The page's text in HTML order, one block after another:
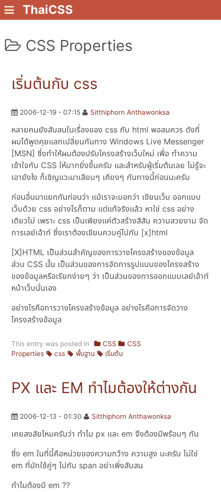
ThaiCSS
CSS Properties
เริ่มต้นกับ css
2006-12-19 - 07:15 Sitthiphorn Anthawonksa
หลายคนยังสับสนในเรื่องของ css กับ html พอสมควร ดังที่
ผมได้พูดคุยแลกเปลี่ยนกันทาง Windows Live Messenger
[MSN] ซึ่งทำให้ผมต้องปรับโครงสร้างเว็บใหม่ เพื่อ ทำความ
เข้าใจกับ CSS ให้มากยิ่งขึ้นครับ และสำหรับผู้เริ่มต้นเลย ไม่รู้จะ
เอายังไง ก็เชิญแวะมาเลียบๆ เคียงๆ กันทางนี้ก่อนนะครับ
ก่อนอื่นมาแยกกันก่อนว่า แม้เราจะบอกว่า เขียนเว็บ ออกแบบ
เว็บด้วย css อย่างไรก็ตาม แต่แท้จริงแล้ว หาใช่ css อย่าง
เดียวไม่ เพราะ css เป็นเพียงแค่ตัวสร้างสีสัน ความสวยงาม จัด
การเลย์เอ้าท์ ซึ่งเราต้องเขียนควบคู่ไปกับ [x]html
[X]HTML เป็นส่วนสำคัญของการวางโครงสร้างของข้อมูล
ส่วน CSS นั้น เป็นส่วนของการจัดการรูปแบบของโครงสร้าง
ของข้อมูลหรือเรียกง่ายๆ ว่า เป็นส่วนของการออกแบบเลย์เอ้าท์
หน้าเว็บนั่นเอง
อย่างไรคือการวางโครงสร้างข้อมูล อย่างไรคือการจัดวาง
โครงสร้างข้อมูล
This entry was posted in CSS
CSS
Properties
css พื้นฐาน เริ่มต้น
PX และ EM ทำไมต้องให้ต่างกัน
2006-12-13 - 01:30 Sitthiphorn Anthawonksa
เคยสงสัยไหมครับว่า ทำไม px และ em จึงต้องมีพร้อมๆ กัน
ซึ่ง em ในที่นี้คือหน่วยของความกว้าง ความสูง นะครับ ไม่ใช่
em ที่มักใช้คู่ๆ ไปกับ span อย่าเพิ่งสับสน
ทำไมต้องมี em ??